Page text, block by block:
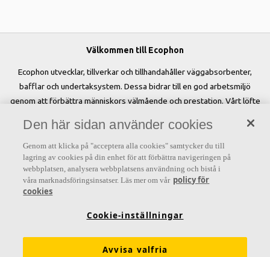
Välkommen till Ecophon
Ecophon utvecklar, tillverkar och tillhandahåller väggabsorbenter,
bafflar och undertaksystem. Dessa bidrar till en god arbetsmiljö
genom att förbättra människors välmående och prestation. Vårt löfte
Letar du efter?
Kulörer och ytskikt Funktionskrav Mängdkalkylator
Den här sidan använder cookies
Genom att klicka på "acceptera alla cookies" samtycker du till
lagring av cookies på din enhet för att förbättra navigeringen på
webbplatsen, analysera webbplatsens användning och bistå i
våra marknadsföringsinsatser. Läs mer om vår policy för
cookies
Cookie-inställningar
Avvisa valfria